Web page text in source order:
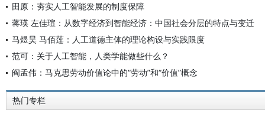
田原：夯实人工智能发展的制度保障
蒋瑛 左佳瑄：从数字经济到智能经济：中国社会分层的特点与变迁
马煜昊 马佰莲：人工道德主体的理论构设与实践限度
范可：关于人工智能，人类学能做些什么？
阎孟伟：马克思劳动价值论中的“劳动”和“价值”概念
热门专栏